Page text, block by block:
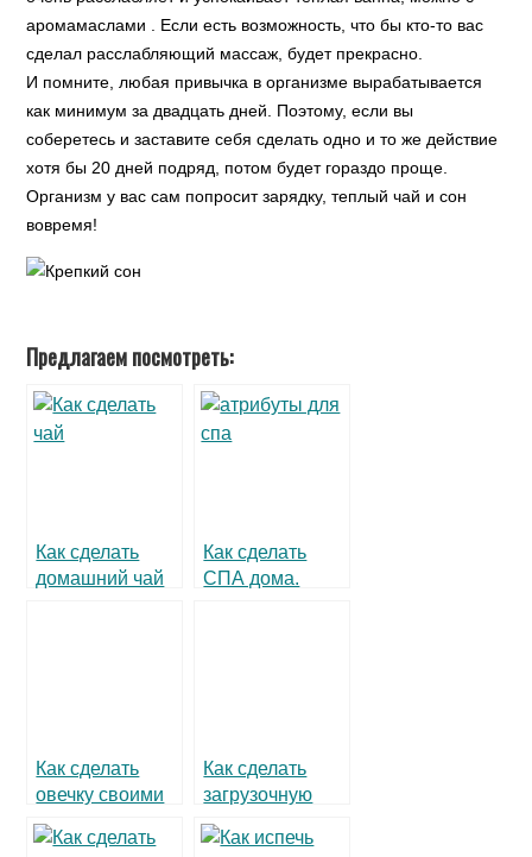
аромамаслами . Если есть возможность, что бы кто-то вас
сделал расслабляющий массаж, будет прекрасно.
И помните, любая привычка в организме вырабатывается
как минимум за двадцать дней. Поэтому, если вы
соберетесь и заставите себя сделать одно и то же действие
хотя бы 20 дней подряд, потом будет гораздо проще.
Организм у вас сам попросит зарядку, теплый чай и сон
вовремя!
Предлагаем посмотреть:
Как сделать
домашний чай
Как сделать
СПА дома.
Как сделать
овечку своими
руками
Как сделать
загрузочную
флешку